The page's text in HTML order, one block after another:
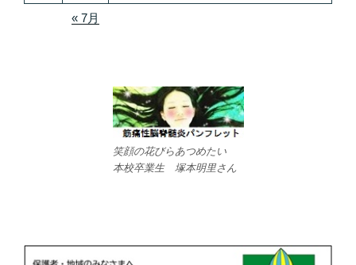
« 7月
笑顔の花びらあつめたい
本校卒業生 塚本明里さん